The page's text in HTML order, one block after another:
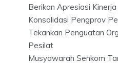
Berikan Apresiasi
Konsolidasi Pengprov
Tekankan Penguatan
Pesilat
Musyawarah Senkom